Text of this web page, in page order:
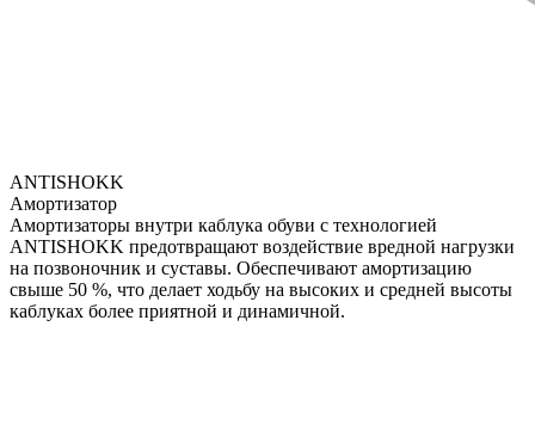
ANTISHOKK
Амортизатор
Амортизаторы внутри каблука обуви с технологией
ANTISHOKK предотвращают воздействие вредной нагрузки
на позвоночник и суставы. Обеспечивают амортизацию
свыше 50 %, что делает ходьбу на высоких и средней высоты
каблуках более приятной и динамичной.